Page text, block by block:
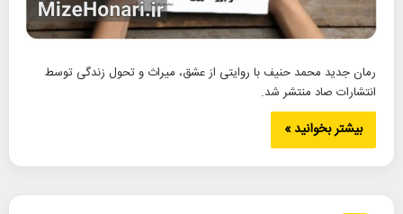
رمان جدید محمد حنیف با روایتی از عشق، میراث و تحول زندگی توسط
انتشارات صاد منتشر شد.
بیشتر بخوانید »